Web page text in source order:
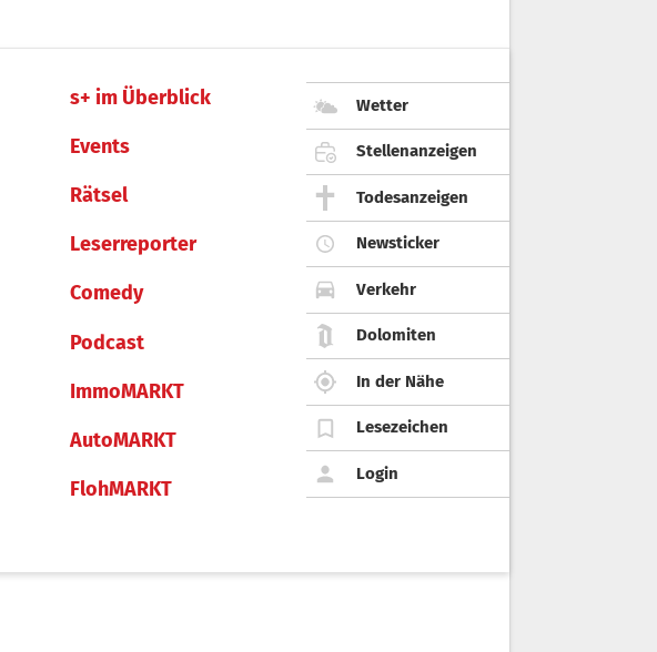
s+ im Überblick
Events
Rätsel
Leserreporter
Comedy
Podcast
ImmoMARKT
AutoMARKT
FlohMARKT
Wetter
Stellenanzeigen
Todesanzeigen
Newsticker
Verkehr
Dolomiten
In der Nähe
Lesezeichen
Login